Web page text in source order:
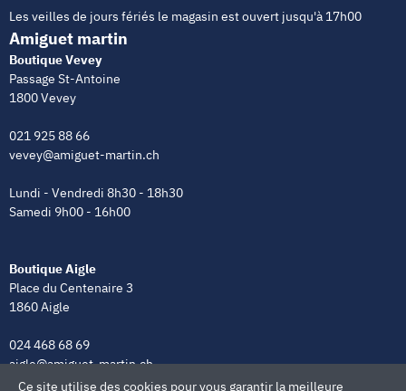
Les veilles de jours fériés le magasin est ouvert jusqu'à 17h00
Amiguet martin
Boutique Vevey
Passage St-Antoine
1800 Vevey
021 925 88 66
vevey@amiguet-martin.ch
Lundi - Vendredi 8h30 - 18h30
Samedi 9h00 - 16h00
Boutique Aigle
Place du Centenaire 3
1860 Aigle
024 468 68 69
aigle@amiguet-martin.ch
Ce site utilise des cookies pour vous garantir la meilleure